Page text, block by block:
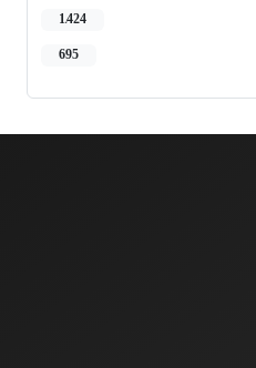
1,424
695